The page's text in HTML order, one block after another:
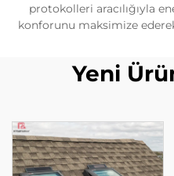
protokolleri aracılığıyla
konforunu maksimize
Yeni